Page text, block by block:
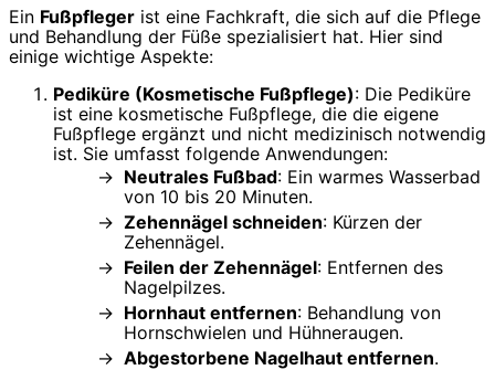
Ein Fußpfleger ist eine Fachkraft, die sich auf die Pflege
und Behandlung der Füße spezialisiert hat. Hier sind
einige wichtige Aspekte:
Pediküre (Kosmetische Fußpflege): Die Pediküre
ist eine kosmetische Fußpflege, die die eigene
Fußpflege ergänzt und nicht medizinisch notwendig
ist. Sie umfasst folgende Anwendungen:
Neutrales Fußbad: Ein warmes Wasserbad
von 10 bis 20 Minuten.
Zehennägel schneiden: Kürzen der
Zehennägel.
Feilen der Zehennägel: Entfernen des
Nagelpilzes.
Hornhaut entfernen: Behandlung von
Hornschwielen und Hühneraugen.
Abgestorbene Nagelhaut entfernen.